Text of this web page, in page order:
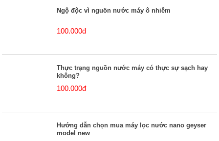
Ngộ độc vì nguồn nước máy ô nhiễm
100.000đ
Thực trạng nguồn nước máy có thực sự sạch hay
không?
100.000đ
Hướng dẫn chọn mua máy lọc nước nano geyser
model new